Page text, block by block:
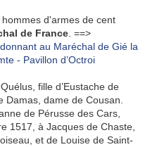
d'armes de cent
de France . ==>
au Maréchal de Gié la
- Pavillon d’Octroi
fille d’Eustache de
Damas, dame de Cousan.
de Pérusse des Cars,
1517, à Jacques de Chaste,
et de Louise de Saint-